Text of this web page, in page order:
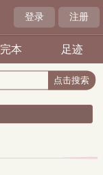
登录 注册
完本 足迹